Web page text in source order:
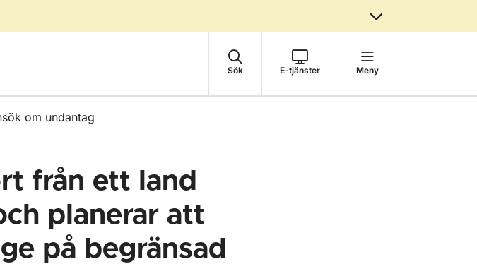
Sök E-tjänster Meny
om undantag
från ett land
planerar att
på begränsad